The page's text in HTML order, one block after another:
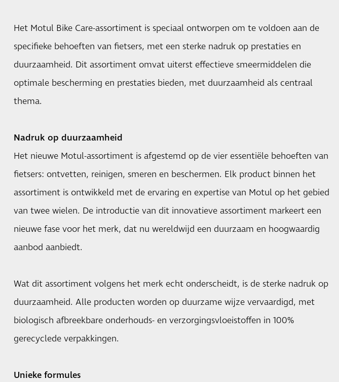
Het Motul Bike Care-assortiment is speciaal ontworpen om te voldoen aan de
specifieke behoeften van fietsers, met een sterke nadruk op prestaties en
duurzaamheid. Dit assortiment omvat uiterst effectieve smeermiddelen die
optimale bescherming en prestaties bieden, met duurzaamheid als centraal
thema.
Nadruk op duurzaamheid
Het nieuwe Motul-assortiment is afgestemd op de vier essentiële behoeften van
fietsers: ontvetten, reinigen, smeren en beschermen. Elk product binnen het
assortiment is ontwikkeld met de ervaring en expertise van Motul op het gebied
van twee wielen. De introductie van dit innovatieve assortiment markeert een
nieuwe fase voor het merk, dat nu wereldwijd een duurzaam en hoogwaardig
aanbod aanbiedt.
Wat dit assortiment volgens het merk echt onderscheidt, is de sterke nadruk op
duurzaamheid. Alle producten worden op duurzame wijze vervaardigd, met
biologisch afbreekbare onderhouds- en verzorgingsvloeistoffen in 100%
gerecyclede verpakkingen.
Unieke formules